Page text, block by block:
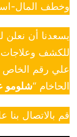
وخطف المال-
يسعدنا أن نعلن
للكشف وعلاجات
علي رقم الخاص
الحاخام “شلومو
قم بالاتصال بنا